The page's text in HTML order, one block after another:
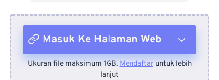
Masuk Ke Halaman Web
Dari Perangkat
Ukuran file maksimum 1GB.Mendaftaruntuk lebih
lanjut